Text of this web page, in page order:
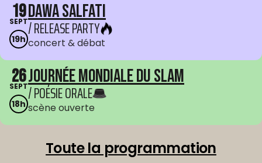
19
SEPT
19h
Dawa Salfati
/ RELEASE PARTY
concert & débat
26
SEPT
18h
Journée mondiale du Slam
/ POÉSIE ORALE
scène ouverte
Toute la programmation